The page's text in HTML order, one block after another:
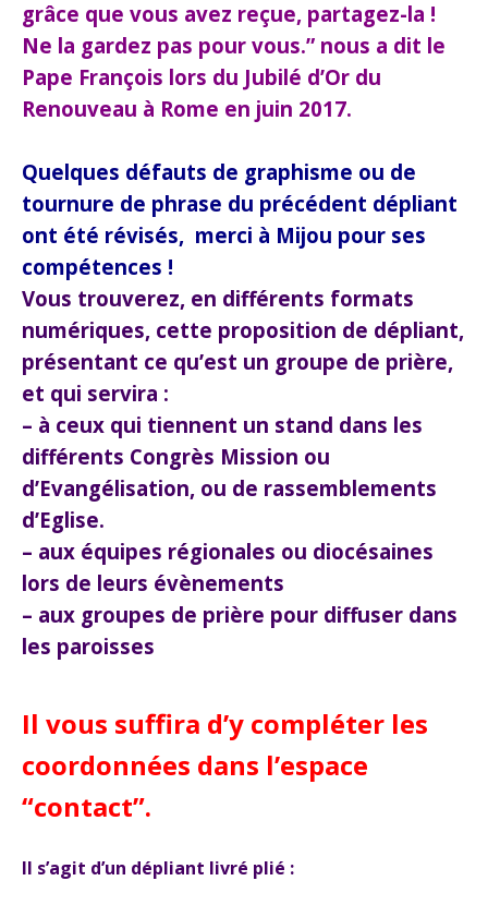
grâce que vous avez reçue, partagez-la !
Ne la gardez pas pour vous.” nous a dit le
Pape François lors du Jubilé d’Or du
Renouveau à Rome en juin 2017.
Quelques défauts de graphisme ou de
tournure de phrase du précédent dépliant
ont été révisés, merci à Mijou pour ses
compétences !
Vous trouverez, en différents formats
numériques, cette proposition de dépliant,
présentant ce qu’est un groupe de prière,
et qui servira :
– à ceux qui tiennent un stand dans les
différents Congrès Mission ou
d’Evangélisation, ou de rassemblements
d’Eglise.
– aux équipes régionales ou diocésaines
lors de leurs évènements
– aux groupes de prière pour diffuser dans
les paroisses
Il vous suffira d’y compléter les
coordonnées dans l’espace
“contact”.
Il s’agit d’un dépliant livré plié :